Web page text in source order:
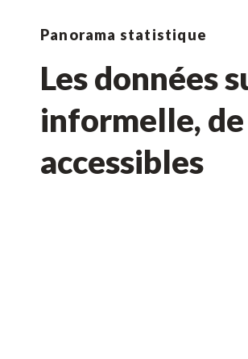
Panorama statistique
Les données
informelle,
accessibles